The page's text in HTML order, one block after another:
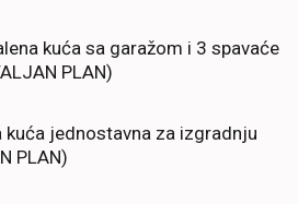
kuća sa garažom i 3 spavaće
PLAN)
kuća jednostavna za izgradnju
PLAN)